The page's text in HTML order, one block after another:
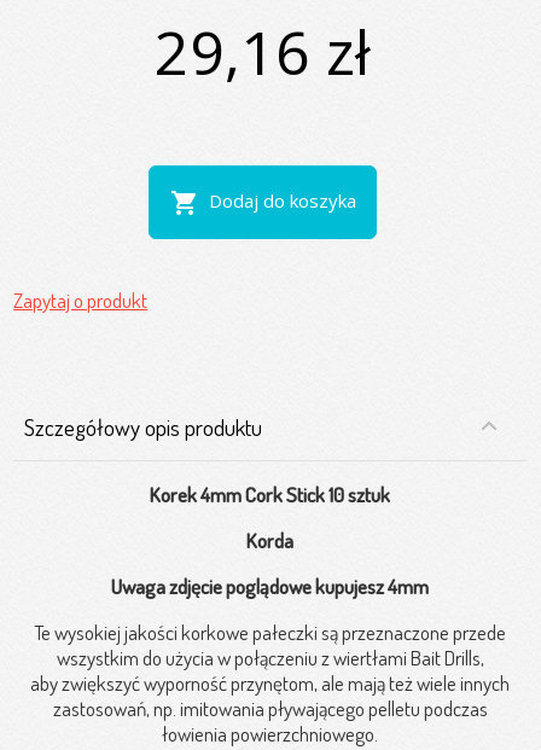
29,16 zł
shopping_cart Dodaj do koszyka
Zapytaj o produkt
Szczegółowy opis produktu
Korek 4mm Cork Stick 10 sztuk
Korda
Uwaga zdjęcie poglądowe kupujesz 4mm
Te wysokiej jakości korkowe pałeczki są przeznaczone przede
wszystkim do użycia w połączeniu z wiertłami Bait Drills,
aby zwiększyć wyporność przynętom, ale mają też wiele innych
zastosowań, np. imitowania pływającego pelletu podczas
łowienia powierzchniowego.